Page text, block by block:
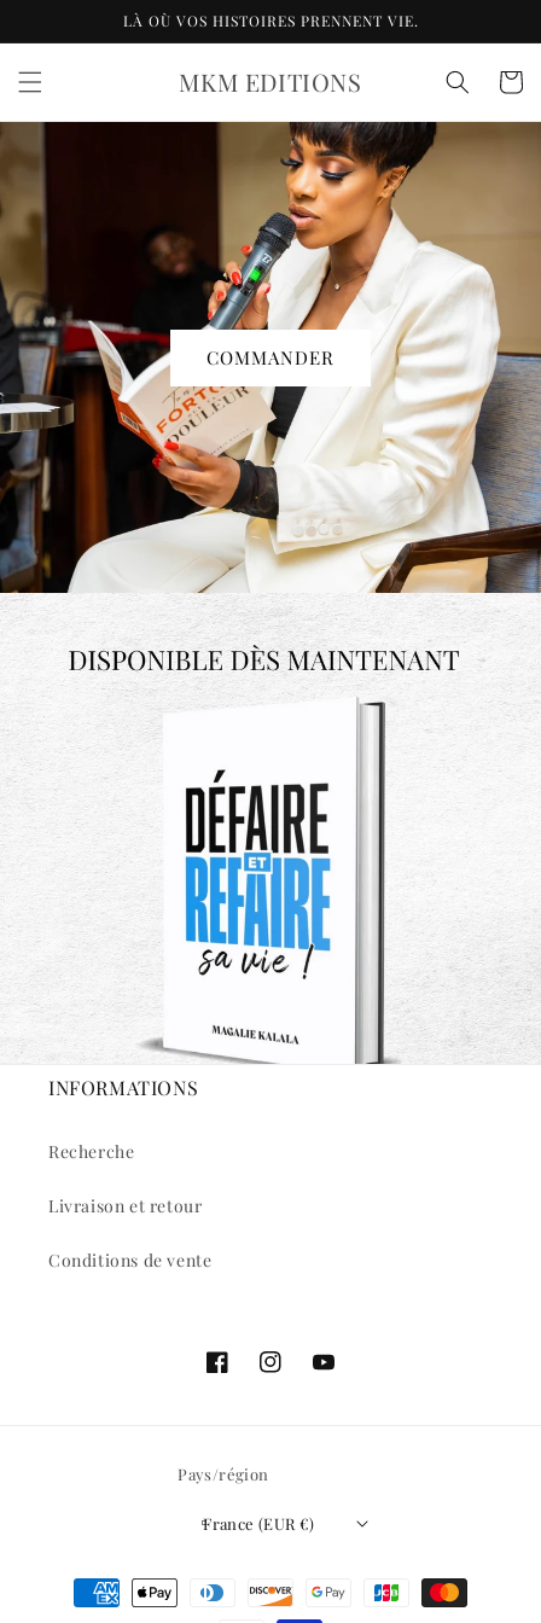
au
contenu
LÀ OÙ VOS HISTOIRES PRENNENT VIE.
MKM EDITIONS Panier
COMMANDER
INFORMATIONS
Recherche
Livraison et retour
Conditions de vente
FacebookInstagramYouTube
Pays/région
France (EUR €)
Moyens